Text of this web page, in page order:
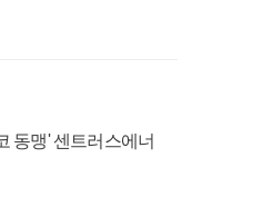
동맹' 센트러스에너